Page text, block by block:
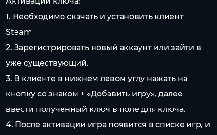
1. Необходимо скачать и установить клиент
Steam
2. Зарегистрировать новый аккаунт или зайти в
уже существующий.
3. В клиенте в нижнем левом углу нажать на
кнопку со знаком + «Добавить игру», далее
ввести полученный ключ в поле для ключа.
4. После активации игра появится в списке игр, и